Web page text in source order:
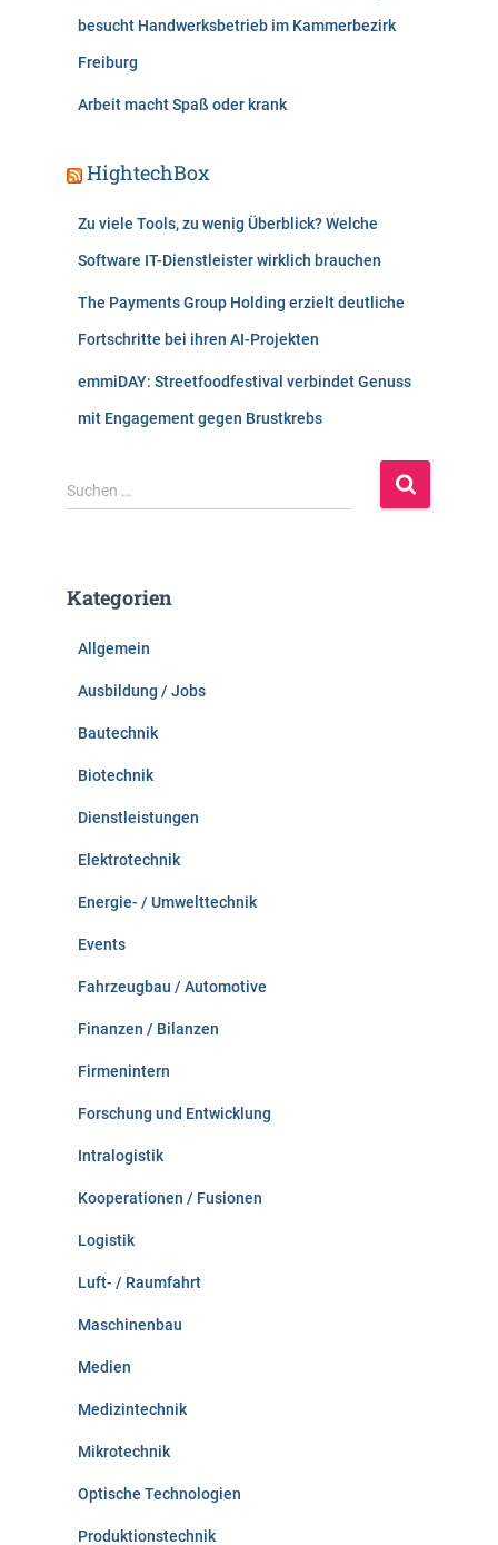
besucht Handwerksbetrieb im Kammerbezirk
Freiburg
Arbeit macht Spaß oder krank
HightechBox
Zu viele Tools, zu wenig Überblick? Welche
Software IT-Dienstleister wirklich brauchen
The Payments Group Holding erzielt deutliche
Fortschritte bei ihren AI-Projekten
emmiDAY: Streetfoodfestival verbindet Genuss
mit Engagement gegen Brustkrebs
S
u
n
Suchen …
Kategorien
Allgemein
Ausbildung / Jobs
Bautechnik
Biotechnik
Dienstleistungen
Elektrotechnik
Energie- / Umwelttechnik
Events
Fahrzeugbau / Automotive
Finanzen / Bilanzen
Firmenintern
Forschung und Entwicklung
Intralogistik
Kooperationen / Fusionen
Logistik
Luft- / Raumfahrt
Maschinenbau
Medien
Medizintechnik
Mikrotechnik
Optische Technologien
Produktionstechnik